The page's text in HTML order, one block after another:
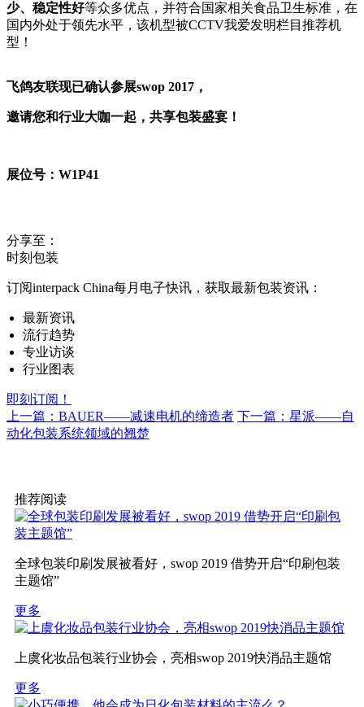
少、稳定性好等众多优点，并符合国家相关食品卫生标准，在
国内外处于领先水平，该机型被CCTV我爱发明栏目推荐机
型！
飞鸽友联现已确认参展swop 2017，
邀请您和行业大咖一起，共享包装盛宴！
展位号：W1P41
分享至：
时刻包装
订阅interpack China每月电子快讯，获取最新包装资讯：
最新资讯
流行趋势
专业访谈
行业图表
即刻订阅！
上一篇：BAUER——减速电机的缔造者 下一篇：星派——自
动化包装系统领域的翘楚
推荐阅读
全球包装印刷发展被看好，swop 2019 借势开启“印刷包装
主题馆”
更多
上虞化妆品包装行业协会，亮相swop 2019快消品主题馆
更多